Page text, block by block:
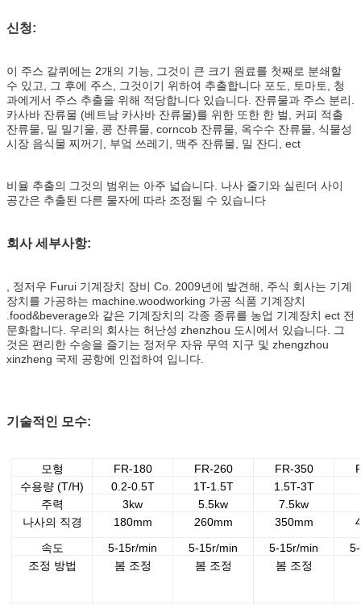
신청:
이 주스 갈퀴에는 2개의 기능, 그것이 큰 크기 원료를 첫째로 분쇄할
수 있고, 그 후에 주스, 그것이기 위하여 추출합니다 포도, 토마토, 청
과에게서 주스 추출을 위해 적당합니다 있습니다. 잔류물과 주스 분리.
카사바 잔류물 (베트남 카사바 잔류물)를 위한 또한 한 벌, 커피 적출
잔류물, 밀 밀기울, 콩 잔류물, corncob 잔류물, 옥수수 잔류물, 식물성
시장 음식물 찌꺼기, 부엌 쓰레기, 맥주 잔류물, 밀 잔디, ect
비율 추출의 그것의 범위는 아주 넓습니다. 나사 줄기와 실린더 사이
공간은 추출된 다른 물자에 따라 조정될 수 있습니다
회사 세부사항:
, 정저우 Furui 기계장치 장비 Co. 2009년에 발견해, 주식 회사는 기계
장치를 가공하는 machine.woodworking 가공 식품 기계장치
.food&beverage와 같은 기계장치의 각종 종류를 농업 기계장치 ect 전
문화합니다. 우리의 회사는 허난성 zhenzhou 도시에서 있습니다. 그
것은 편리한 수송을 즐기는 정저우 자유 무역 지구 및 zhengzhou
xinzheng 국제 공항에 인접하여 입니다.
기술적인 모수:
모형 FR-180 FR-260 FR-350
수용량 (T/H)
0.2-0.5T 1T-1.5T 1.5T-3T
주력
3kw 5.5kw
7.5kw
나사의 직경
180mm 260mm 350mm
속도
5-15r/min 5-15r/min 5-15r/min
조정 방법
봄 조정 봄 조정 봄 조정